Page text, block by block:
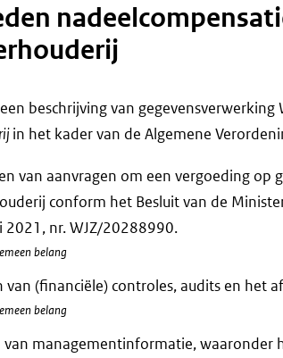
beschrijving van gegevensverwerking
in het kader van de Algemene
van aanvragen om een vergoeding op
conform het Besluit van de
2021, nr. WJZ/20288990.
belang
van (financiële) controles, audits en het
belang
van managementinformatie, waaronder